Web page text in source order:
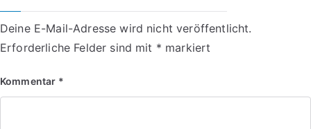
Deine E-Mail-Adresse wird nicht veröffentlicht.
Erforderliche Felder sind mit * markiert
Kommentar *